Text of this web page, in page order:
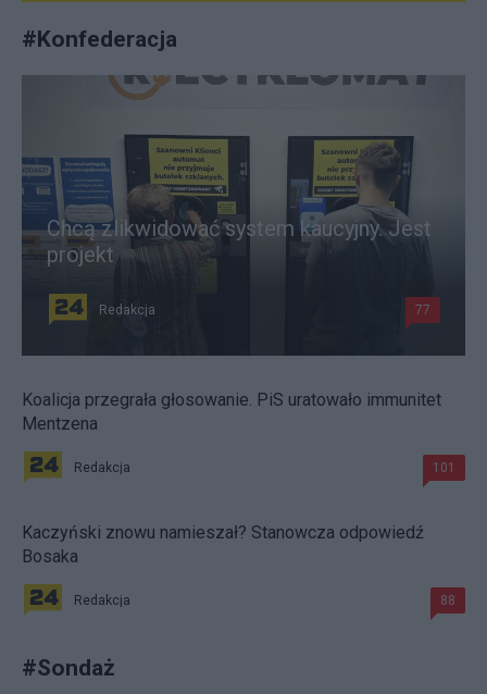
#Konfederacja
Chcą zlikwidować system kaucyjny. Jest
projekt
Redakcja 77
Koalicja przegrała głosowanie. PiS uratowało immunitet
Mentzena
Redakcja 101
Kaczyński znowu namieszał? Stanowcza odpowiedź
Bosaka
Redakcja 88
#Sondaż